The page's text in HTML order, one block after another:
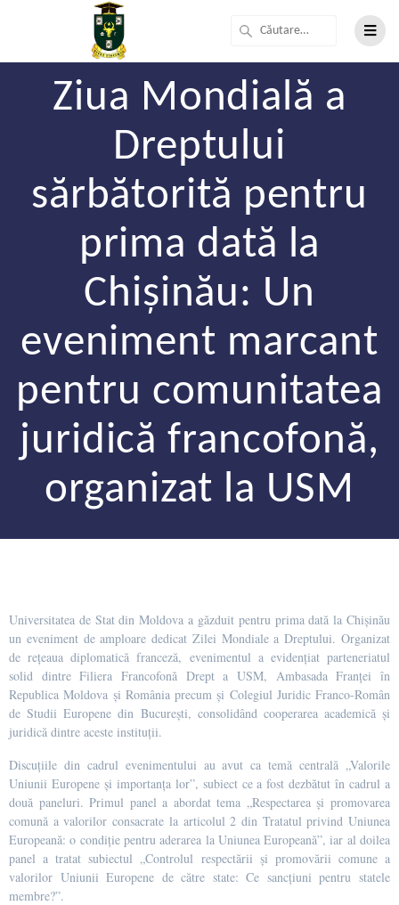
Ziua Mondială a
Dreptului
sărbătorită pentru
prima dată la
Chișinău: Un
eveniment marcant
pentru comunitatea
juridică francofonă,
organizat la USM
Universitatea de Stat din Moldova a găzduit pentru prima dată la Chișinău
un eveniment de amploare dedicat Zilei Mondiale a Dreptului. Organizat
de rețeaua diplomatică franceză, evenimentul a evidențiat parteneriatul
solid dintre Filiera Francofonă Drept a USM, Ambasada Franței în
Republica Moldova și România precum și Colegiul Juridic Franco-Român
de Studii Europene din București, consolidând cooperarea academică și
juridică dintre aceste instituții.
Discuțiile din cadrul evenimentului au avut ca temă centrală „Valorile
Uniunii Europene și importanța lor”, subiect ce a fost dezbătut în cadrul a
două paneluri. Primul panel a abordat tema „Respectarea și promovarea
comună a valorilor consacrate la articolul 2 din Tratatul privind Uniunea
Europeană: o condiție pentru aderarea la Uniunea Europeană”, iar al doilea
panel a tratat subiectul „Controlul respectării și promovării comune a
valorilor Uniunii Europene de către state: Ce sancțiuni pentru statele
membre?”.